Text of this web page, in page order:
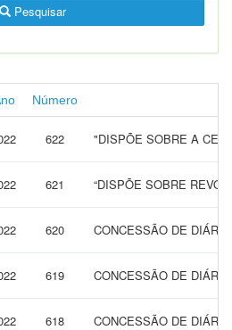
Pesquisar
Número
622 "DISPÕE SOBRE A
621 “DISPÕE SOBRE
620 CONCESSÃO DE
619 CONCESSÃO DE
618 CONCESSÃO DE